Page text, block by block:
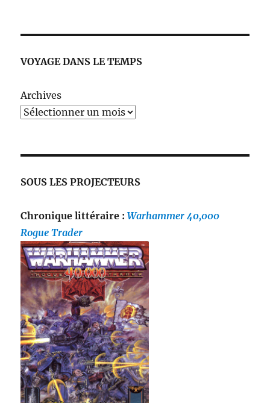
VOYAGE DANS LE TEMPS
Archives
SOUS LES PROJECTEURS
Chronique littéraire :Warhammer 40,000
Rogue Trader